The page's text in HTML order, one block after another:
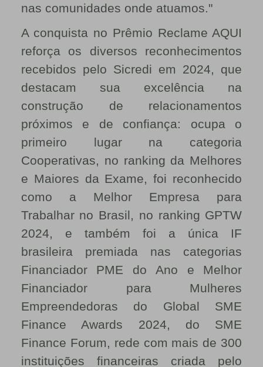
nas comunidades onde atuamos."
A conquista no Prêmio Reclame AQUI
reforça os diversos reconhecimentos
recebidos pelo Sicredi em 2024, que
destacam sua excelência na
construção de relacionamentos
próximos e de confiança: ocupa o
primeiro lugar na categoria
Cooperativas, no ranking da Melhores
e Maiores da Exame, foi reconhecido
como a Melhor Empresa para
Trabalhar no Brasil, no ranking GPTW
2024, e também foi a única IF
brasileira premiada nas categorias
Financiador PME do Ano e Melhor
Financiador para Mulheres
Empreendedoras do Global SME
Finance Awards 2024, do SME
Finance Forum, rede com mais de 300
instituições financeiras criada pelo